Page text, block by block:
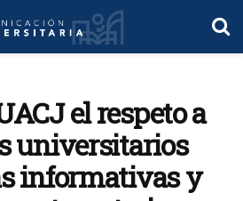
el respeto a
universitarios
informativas y